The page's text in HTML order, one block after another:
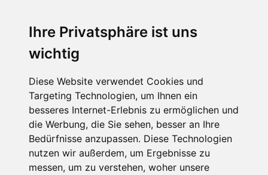
Ihre Privatsphäre ist uns
wichtig
Diese Website verwendet Cookies und
Targeting Technologien, um Ihnen ein
besseres Internet-Erlebnis zu ermöglichen und
die Werbung, die Sie sehen, besser an Ihre
Bedürfnisse anzupassen. Diese Technologien
nutzen wir außerdem, um Ergebnisse zu
messen, um zu verstehen, woher unsere
Abonnieren Sie unseren Newsletter
Email*